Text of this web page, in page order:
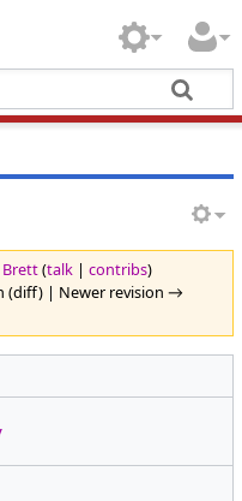
Brett(talk| contribs)
(diff) | Newer revision →